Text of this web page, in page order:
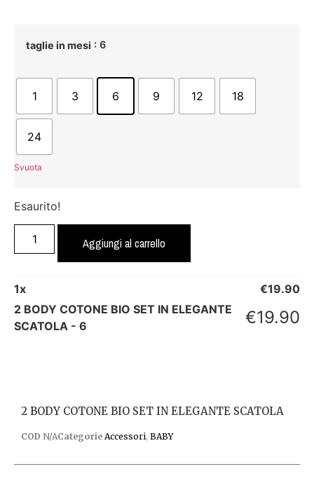
taglie in mesi : 6
1 3 6 9 12 18
24
Svuota
Esaurito!
Aggiungi al carrello
1x €19.90
2 BODY COTONE BIO SET IN ELEGANTE
SCATOLA - 6
€19.90
2 BODY COTONE BIO SET IN ELEGANTE SCATOLA
COD N/ACategorie Accessori, BABY